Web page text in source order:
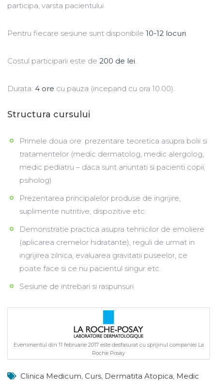
participa, varsta pacientului.
Pentru fiecare sesiune sunt disponibile 10-12 locuri
Costul participarii este de 200 de lei
Durata: 4 ore cu pauza (incepand cu ora 10.00).
Structura cursului
Primele doua ore: prezentare teoretica asupra bolii si
tratamentelor (medic dermatolog, medic alergolog,
medic pediatru – daca sunt anuntati si pacienti copii,
psiholog)
Prezentarea principalelor produse de ingrijire,
suplimente nutritive, dispozitive etc.
Demonstratie practica asupra tehnicilor de emoliere
(aplicarea cremelor hidratante), reguli de urmat in
ingrijirea zilnica, evaluarea gravitatii puseelor, ce
poate face si ce nu pacientul singur etc.
Sesiune de intrebari si raspunsuri
Evenimentul din 11 februarie 2017 este desfasurat cu sprijinul companiei La
Roche Posay
Clinica Medicum, Curs, Dermatita Atopica, Medic